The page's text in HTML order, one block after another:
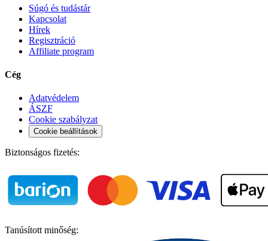
Súgó és tudástár
Kapcsolat
Hírek
Regisztráció
Affiliate program
Cég
Adatvédelem
ÁSZF
Cookie szabályzat
Cookie beállítások
Biztonságos fizetés:
Tanúsított minőség: